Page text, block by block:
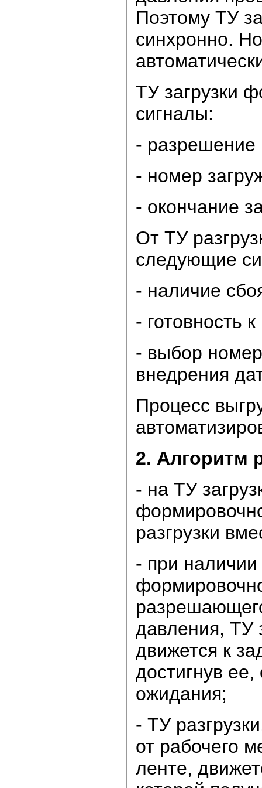
Поэтому ТУ
синхронно.
ТУ загрузки
сигналы:
- разрешение
- номер
- окончание
От ТУ
следующие
- наличие
- готовность
- выбор
внедрения
Процесс
2. Алгоритм
- на ТУ
разгрузки
- при
давления, ТУ
движется к
достигнув
ожидания;
- ТУ
от рабочего
ленте,